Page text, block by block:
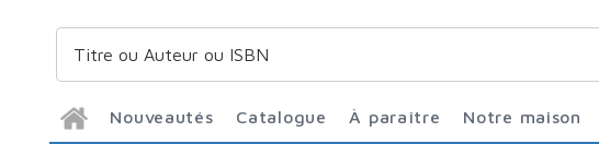
Nouveautés Catalogue À paraître Notre maison